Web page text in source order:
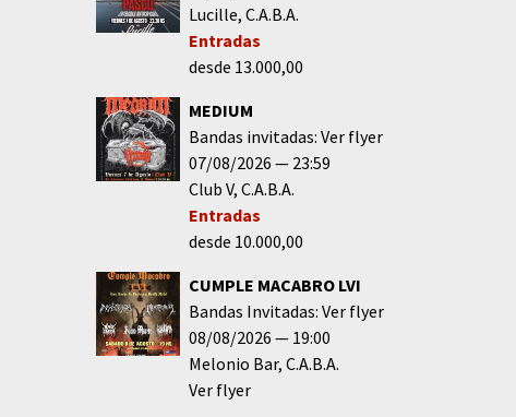
Lucille C.A.B.A.
Entradas
desde 13.000,00
MEDIUM
Bandas invitadas: Ver flyer
07/08/2026
23:59
Club V C.A.B.A.
Entradas
desde 10.000,00
CUMPLE MACABRO LVI
Bandas Invitadas: Ver flyer
08/08/2026
19:00
Melonio Bar C.A.B.A.
Ver flyer